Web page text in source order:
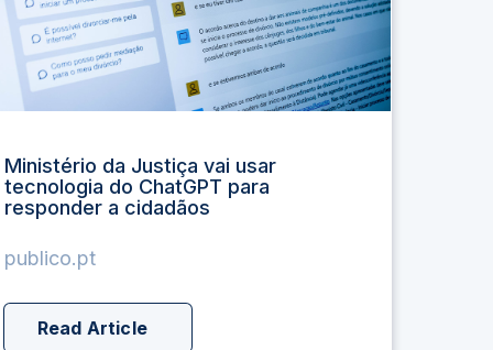
Ministério da Justiça vai usar
tecnologia do ChatGPT para
responder a cidadãos
publico.pt
Read Article